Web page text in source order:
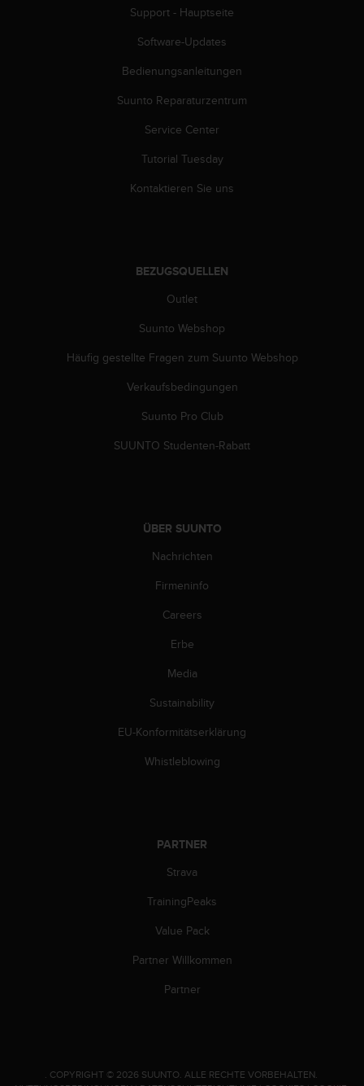
Support - Hauptseite
Software-Updates
Bedienungsanleitungen
Suunto Reparaturzentrum
Service Center
Tutorial Tuesday
Kontaktieren Sie uns
BEZUGSQUELLEN
Outlet
Suunto Webshop
Häufig gestellte Fragen zum Suunto Webshop
Verkaufsbedingungen
Suunto Pro Club
SUUNTO Studenten-Rabatt
ÜBER SUUNTO
Nachrichten
Firmeninfo
Careers
Erbe
Media
Sustainability
EU-Konformitätserklärung
Whistleblowing
PARTNER
Strava
TrainingPeaks
Value Pack
Partner Willkommen
Partner
. COPYRIGHT © 2026 SUUNTO. ALLE RECHTE VORBEHALTEN.